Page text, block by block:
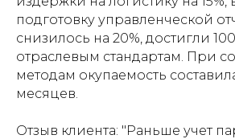
подготовку управленческой
снизилось на 20%, достигли
отраслевым стандартам. При
методам окупаемость
месяцев.
Отзыв клиента: "Раньше учет